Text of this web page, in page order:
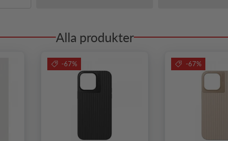
Alla produkter
-67% -67%